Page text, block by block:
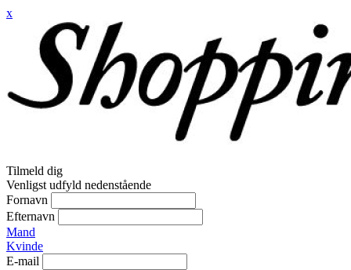
x
Tilmeld dig
Venligst udfyld nedenstående
Fornavn
Efternavn
Mand
Kvinde
E-mail